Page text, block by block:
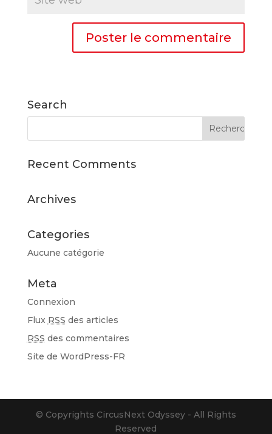
Search
Recent Comments
Archives
Categories
Aucune catégorie
Meta
Connexion
Flux RSS des articles
RSS des commentaires
Site de WordPress-FR
© Copyrights CircusNext Odyssey - All Rights
Reserved